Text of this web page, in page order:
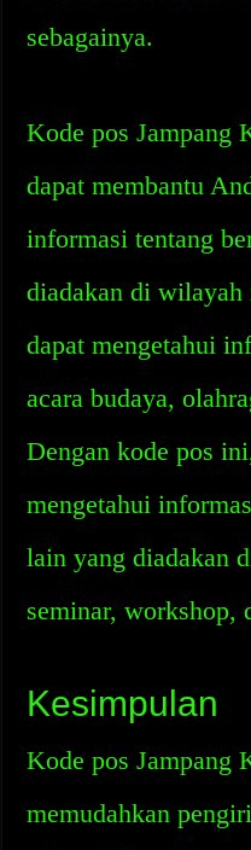
sebagainya.
Kode pos Jampang
dapat membantu
informasi tentang
diadakan di
dapat mengetahui
acara budaya,
Dengan kode pos
mengetahui
lain yang diadakan
seminar, workshop,
Kesimpulan
Kode pos Jampang
memudahkan